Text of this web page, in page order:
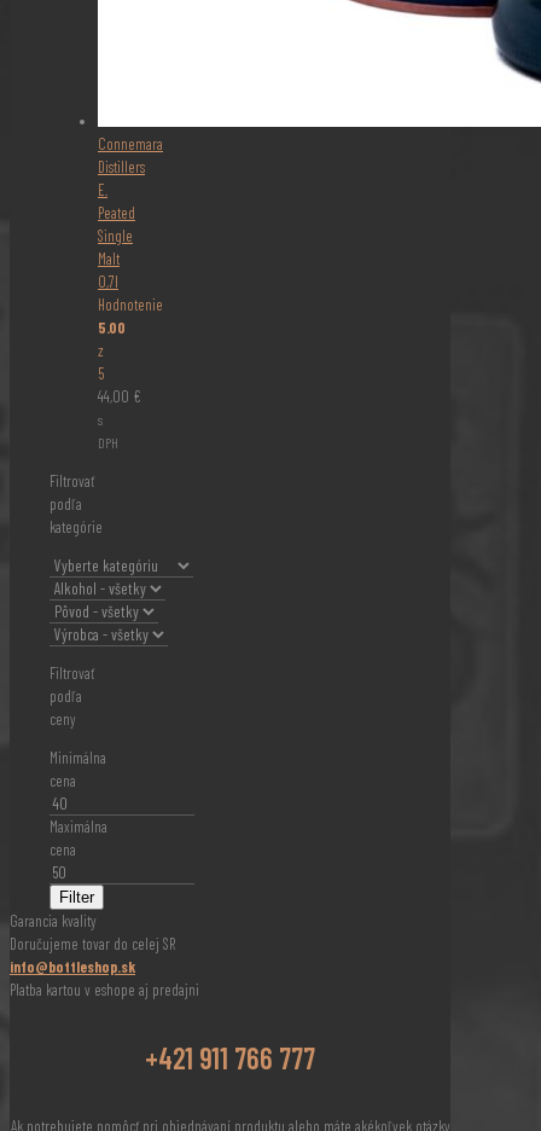
Connemara
Distillers
E.
Peated
Single
Malt
0,7l
Hodnotenie
5.00
z
5
44,00 €
s
DPH
Filtrovať
podľa
kategórie
Filtrovať
podľa
ceny
Minimálna
cena
Maximálna
cena
Filter
Garancia kvality
Doručujeme tovar do celej SR
info@bottleshop.sk
Platba kartou v eshope aj predajni
+421 911 766 777
Ak potrebujete pomôcť pri objednávaní produktu alebo máte akékoľvek otázky